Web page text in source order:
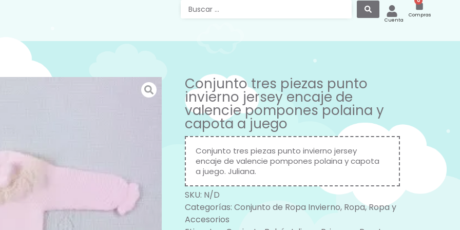
Cuenta
Compras
Conjunto tres piezas punto
invierno jersey encaje de
valencie pompones polaina y
capota a juego
Conjunto tres piezas punto invierno jersey
encaje de valencie pompones polaina y capota
a juego. Juliana.
SKU: N/D
Categorías: Conjunto de Ropa Invierno, Ropa,Ropa y
Accesorios